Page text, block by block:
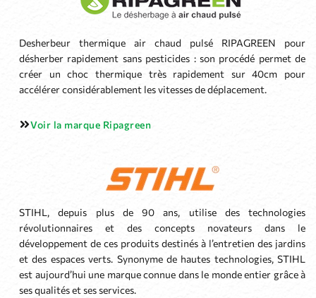
Desherbeur thermique air chaud pulsé RIPAGREEN pour
désherber rapidement sans pesticides : son procédé permet de
créer un choc thermique très rapidement sur 40cm pour
accélérer considérablement les vitesses de déplacement.
Voir la marque Ripagreen
STIHL, depuis plus de 90 ans, utilise des technologies
révolutionnaires et des concepts novateurs dans le
développement de ces produits destinés à l’entretien des jardins
et des espaces verts. Synonyme de hautes technologies, STIHL
est aujourd’hui une marque connue dans le monde entier grâce à
ses qualités et ses services.